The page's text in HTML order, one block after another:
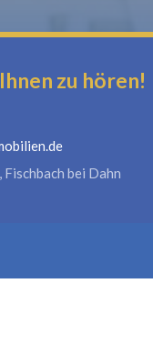
zu hören!
bei Dahn